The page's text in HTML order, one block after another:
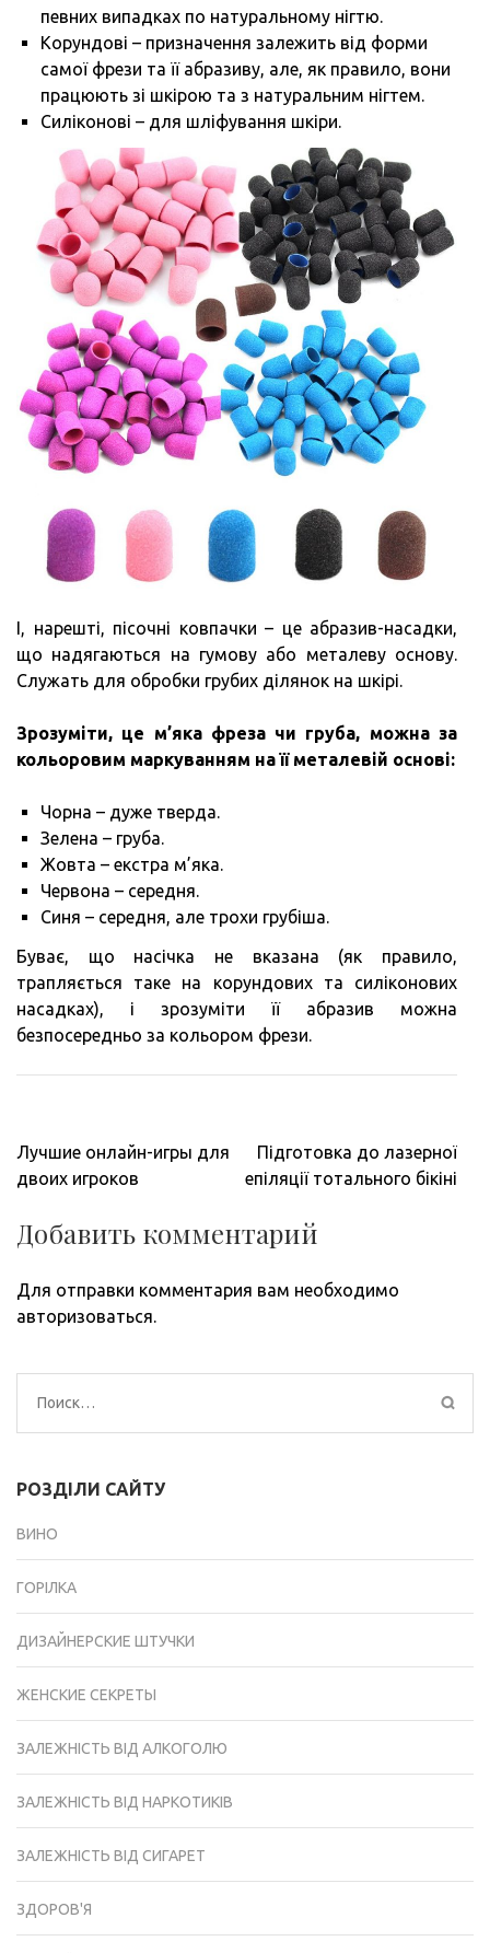
певних випадках по натуральному нігтю.
Корундові – призначення залежить від форми
самої фрези та її абразиву, але, як правило, вони
працюють зі шкірою та з натуральним нігтем.
Силіконові – для шліфування шкіри.
І, нарешті, пісочні ковпачки – це абразив-насадки,
що надягаються на гумову або металеву основу.
Служать для обробки грубих ділянок на шкірі.
Зрозуміти, це м’яка фреза чи груба, можна за
кольоровим маркуванням на її металевій основі:
Чорна – дуже тверда.
Зелена – груба.
Жовта – екстра м’яка.
Червона – середня.
Синя – середня, але трохи грубіша.
Буває, що насічка не вказана (як правило,
трапляється таке на корундових та силіконових
насадках), і зрозуміти її абразив можна
безпосередньо за кольором фрези.
Навигация
по
Лучшие онлайн-игры для
двоих игроков
Підготовка до лазерної
епіляції тотального бікіні
Добавить комментарий
Для отправки комментария вам необходимо
авторизоваться.
Найти:
РОЗДІЛИ САЙТУ
ВИНО
ГОРІЛКА
ДИЗАЙНЕРСКИЕ ШТУЧКИ
ЖЕНСКИЕ СЕКРЕТЫ
ЗАЛЕЖНІСТЬ ВІД АЛКОГОЛЮ
ЗАЛЕЖНІСТЬ ВІД НАРКОТИКІВ
ЗАЛЕЖНІСТЬ ВІД СИГАРЕТ
ЗДОРОВ'Я